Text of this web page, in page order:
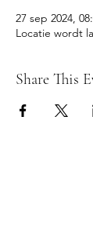
27 sep 2024,
Locatie wordt
Share This